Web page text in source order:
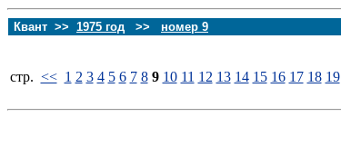
Квант >> 1975 год >> номер 9
стp. << 1 2 3 4 5 6 7 8 9 10 11 12 13 14 15 16 17 18 19